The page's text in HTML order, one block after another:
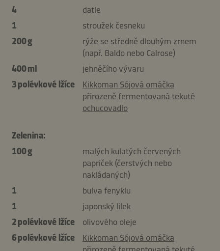
4
datle
1
stroužek česneku
200 g
rýže se středně dlouhým zrnem
(např. Baldo nebo Calrose)
400 ml
jehněčího vývaru
3 polévkové lžíce
Kikkoman Sójová omáčka
přirozeně fermentovaná tekuté
ochucovadlo
Zelenina:
100 g
malých kulatých červených
papriček (čerstvých nebo
nakládaných)
1
bulva fenyklu
1
japonský lilek
2 polévkové lžíce
olivového oleje
6 polévkové lžíce
Kikkoman Sójová omáčka